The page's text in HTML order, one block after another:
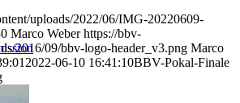
uploads/2022/06/IMG-20220609-
Marco Weber https://bbv-
2016/09/bbv-logo-header_v3.png Marco
2022-06-10 16:41:10BBV-Pokal-Finale